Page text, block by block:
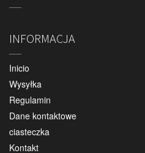
INFORMACJA
Inicio
Wysyłka
Regulamin
Dane kontaktowe
ciasteczka
Kontakt